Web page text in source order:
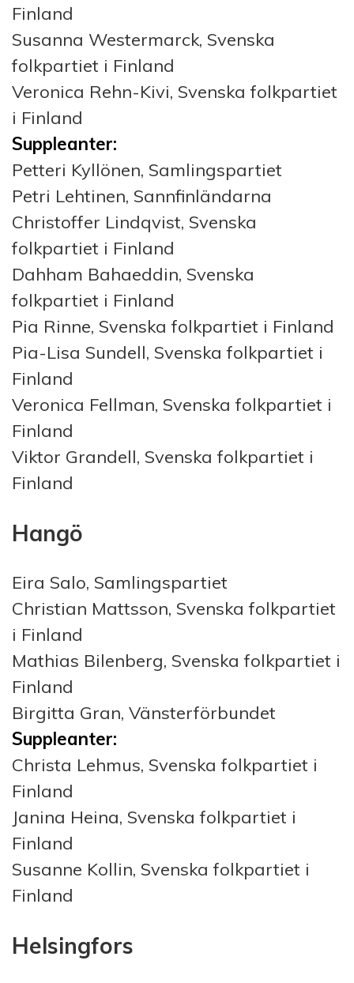
Finland
Susanna Westermarck, Svenska
folkpartiet i Finland
Veronica Rehn-Kivi, Svenska folkpartiet
i Finland
Suppleanter:
Petteri Kyllönen, Samlingspartiet
Petri Lehtinen, Sannfinländarna
Christoffer Lindqvist, Svenska
folkpartiet i Finland
Dahham Bahaeddin, Svenska
folkpartiet i Finland
Pia Rinne, Svenska folkpartiet i Finland
Pia-Lisa Sundell, Svenska folkpartiet i
Finland
Veronica Fellman, Svenska folkpartiet i
Finland
Viktor Grandell, Svenska folkpartiet i
Finland
Hangö
Eira Salo, Samlingspartiet
Christian Mattsson, Svenska folkpartiet
i Finland
Mathias Bilenberg, Svenska folkpartiet i
Finland
Birgitta Gran, Vänsterförbundet
Suppleanter:
Christa Lehmus, Svenska folkpartiet i
Finland
Janina Heina, Svenska folkpartiet i
Finland
Susanne Kollin, Svenska folkpartiet i
Finland
Helsingfors